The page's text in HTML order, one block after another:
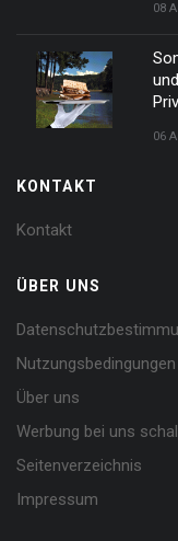
08
06
KONTAKT
Kontakt
ÜBER UNS
Nutzungsbedingungen
Über uns
Werbung bei uns
Seitenverzeichnis
Impressum